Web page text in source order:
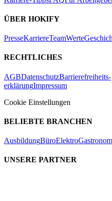
ÜBER HOKIFY
PresseKarriereTeamWerte
RECHTLICHES
AGBDatenschutzBarrierefreiheits-
erklärungImpressum
Cookie Einstellungen
BELIEBTE BRANCHEN
AusbildungBüroElektro
UNSERE PARTNER